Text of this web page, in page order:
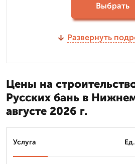
Выбрать
Развернуть
Цены на
Русских бань в
августе 2026 г.
Услуга